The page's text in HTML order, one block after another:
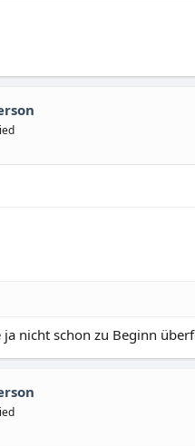
ja nicht schon zu Beginn